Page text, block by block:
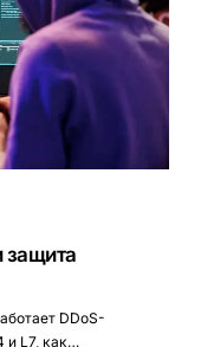
защита
DDoS-
и L7, как…